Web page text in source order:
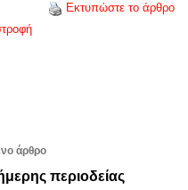
Εκτυπώστε το άρθρο
άρθρο
περιοδείας